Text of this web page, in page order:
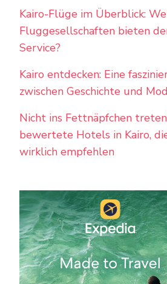
Kairo-Flüge im Überblick:
Fluggesellschaften bieten
Service?
Kairo entdecken: Eine
zwischen Geschichte und
Nicht ins Fettnäpfchen
bewertete Hotels in Kairo,
wirklich empfehlen